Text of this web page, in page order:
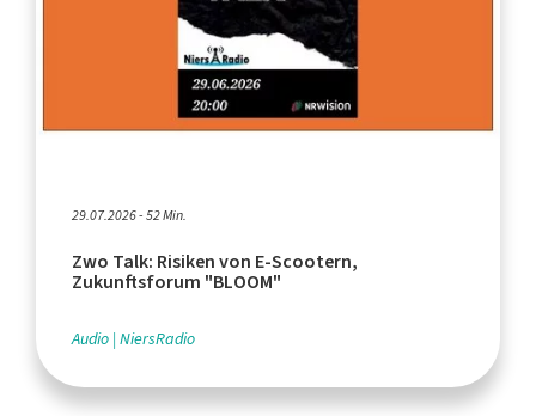
29.07.2026 - 52 Min.
Zwo Talk: Risiken von E-Scootern,
Zukunftsforum "BLOOM"
Audio NiersRadio